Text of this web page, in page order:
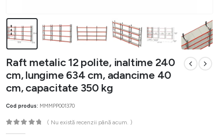
Raft metalic 12 polite, inaltime 240
cm, lungime 634 cm, adancime 40
cm, capacitate 350 kg
Cod produs: MMMPP001370
( Nu există recenzii până acum. )